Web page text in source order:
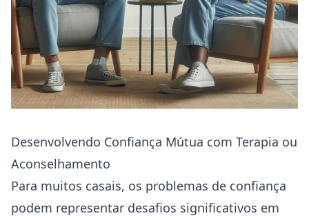
Desenvolvendo Confiança Mútua com Terapia ou
Aconselhamento
Para muitos casais, os problemas de confiança
podem representar desafios significativos em